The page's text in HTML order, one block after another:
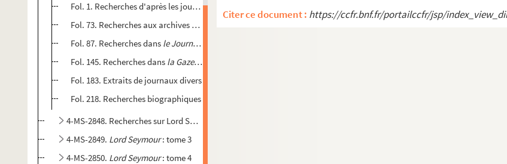
Fol. 1. Recherches d'après les journaux à la bibliothèque nationale
Fol. 73. Recherches aux archives nationales
Fol. 87. Recherches dans le Journal des haras, des Chasses et des Courses de chevaux
Fol. 145. Recherches dans la Gazette des tribunaux
Fol. 183. Extraits de journaux divers
Fol. 218. Recherches biographiques
4-MS-2848. Recherches sur Lord Seymour : tome 2
4-MS-2849. Lord Seymour: tome 3
4-MS-2850. Lord Seymour: tome 4
Citer ce document : https://ccfr.bnf.fr/portailccfr/jsp/